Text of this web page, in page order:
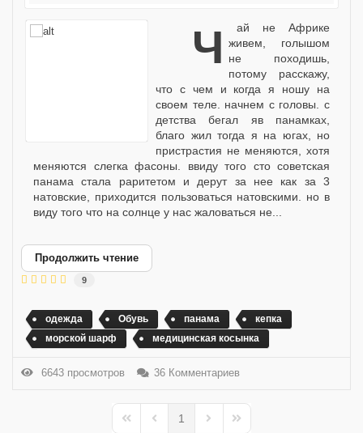
чай не Африке живем, голышом
не походишь,
потому расскажу,
что с чем и когда я ношу на
своем теле. начнем с головы. с
детства бегал яв панамках,
благо жил тогда я на югах, но
пристрастия не меняются, хотя
меняются слегка фасоны. ввиду того сто советская
панама стала раритетом и дерут за нее как за 3
натовские, приходится пользоваться натовскими. но в
виду того что на солнце у нас жаловаться не...
Продолжить чтение
9
одежда Обувь панама
кепка
морской шарф
медицинская косынка
6643 просмотров 36 Комментариев
First PagePrevious Page
1
Next PageLast Page